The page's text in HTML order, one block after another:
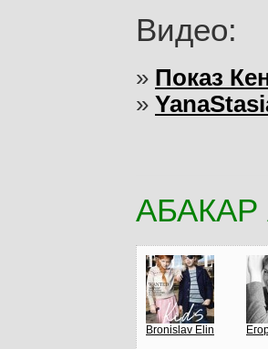
Видео:
» Показ
»
Bronislav Elin